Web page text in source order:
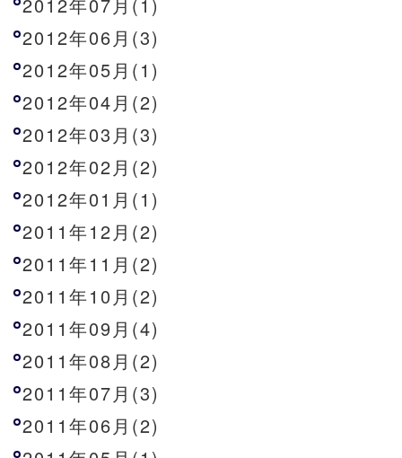
2012年06月(3)
2012年05月(1)
2012年04月(2)
2012年03月(3)
2012年02月(2)
2012年01月(1)
2011年12月(2)
2011年11月(2)
2011年10月(2)
2011年09月(4)
2011年08月(2)
2011年07月(3)
2011年06月(2)